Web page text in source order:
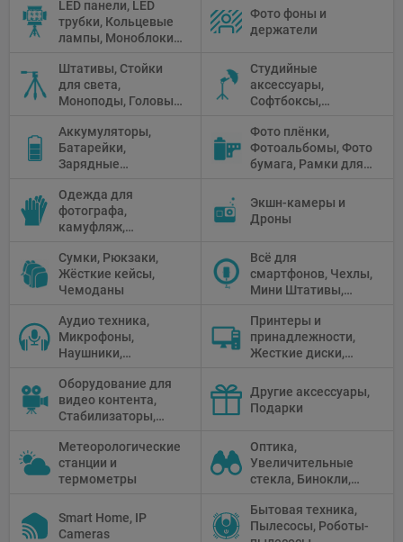
LED панели, LED
трубки, Кольцевые
лампы, Моноблоки,
Флуоресцентное и
галогенное
освещение
Фото фоны и
держатели
Штативы, Стойки
для света,
Моноподы, Головы
Студийные
аксессуары,
Софтбоксы,
Рефлекторы,
Отражатели,
Предметные
Аккумуляторы,
Батарейки,
Зарядные
питания, Солнечные
панели
Фото плёнки,
Фотоальбомы, Фото
бумага, Рамки для
камеры
Одежда для
фотографа,
камуфляж,
Экшн-камеры и
Дроны
Сумки, Рюкзаки,
Жёсткие кейсы,
Чемоданы
Всё для
смартфонов, Чехлы,
Мини Штативы,
Аудио техника,
Микрофоны,
Наушники,
микшеры, Кабели и
адаптеры
Принтеры и
принадлежности,
Жесткие диски,
Проекторы,
Графические
Планшеты, Бумага
Оборудование для
видео контента,
Стабилизаторы,
Мониторы,
Профессиональное
видео
Другие аксессуары,
Подарки
Метеорологические
станции и
термометры
Оптика,
Увеличительные
стекла, Бинокли,
Телескопы,
Прицелы,
Smart Home, IP
Cameras
Бытовая техника,
Пылесосы, Роботы-